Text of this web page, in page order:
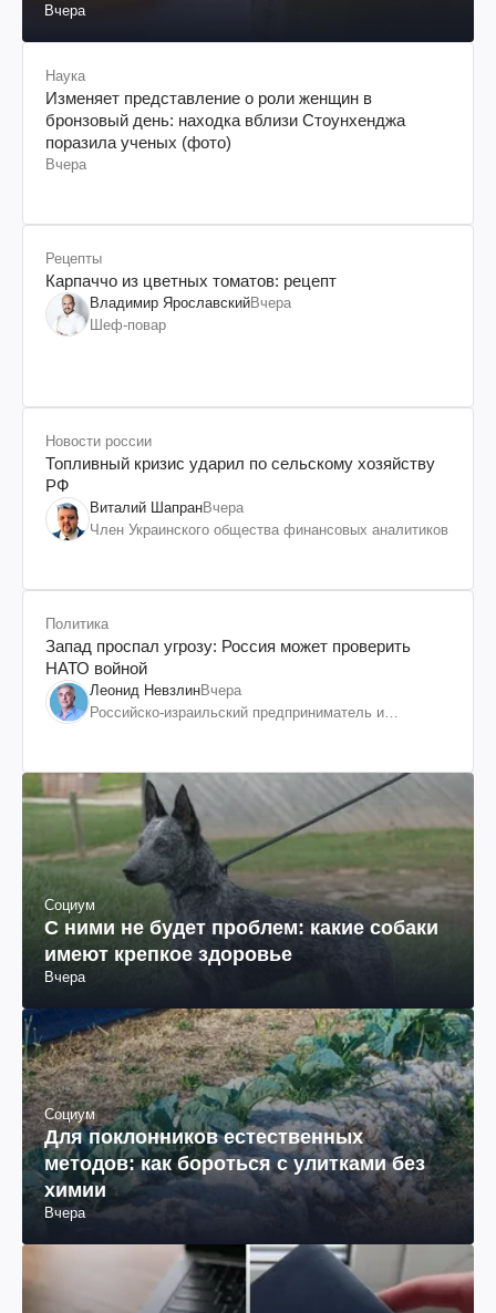
Вчера
Наука
Изменяет представление о роли женщин в
бронзовый день: находка вблизи Стоунхенджа
поразила ученых (фото)
Вчера
Рецепты
Карпаччо из цветных томатов: рецепт
Владимир ЯрославскийВчера
Шеф-повар
Новости россии
Топливный кризис ударил по сельскому хозяйству
РФ
Виталий ШапранВчера
Член Украинского общества финансовых аналитиков
Политика
Запад проспал угрозу: Россия может проверить
НАТО войной
Леонид НевзлинВчера
Российско-израильский предприниматель и
Социум
С ними не будет проблем: какие собаки
имеют крепкое здоровье
Вчера
Социум
Для поклонников естественных
методов: как бороться с улитками без
химии
Вчера